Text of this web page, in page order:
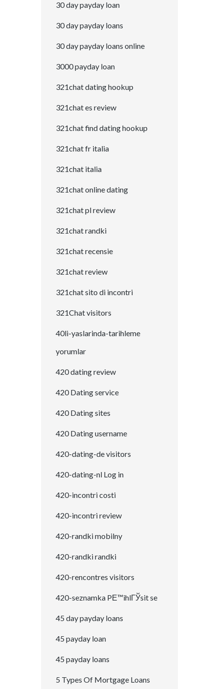
30 day payday loan
30 day payday loans
30 day payday loans online
3000 payday loan
321chat dating hookup
321chat es review
321chat find dating hookup
321chat fr italia
321chat italia
321chat online dating
321chat pl review
321chat randki
321chat recensie
321chat review
321chat sito di incontri
321Chat visitors
40li-yaslarinda-tarihleme
yorumlar
420 dating review
420 Dating service
420 Dating sites
420 Dating username
420-dating-de visitors
420-dating-nl Log in
420-incontri costi
420-incontri review
420-randki mobilny
420-randki randki
420-rencontres visitors
420-seznamka PЕ™ihlГЎsit se
45 day payday loans
45 payday loan
45 payday loans
5 Types Of Mortgage Loans